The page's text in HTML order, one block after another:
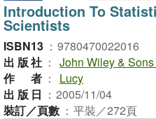
Introduction To
Scientists
ISBN13 ： 9780470022016
出版社 ： John Wiley &
作者 ：
Lucy
出版日 ： 2005/11/04
裝訂／頁數 ： 平裝／272頁